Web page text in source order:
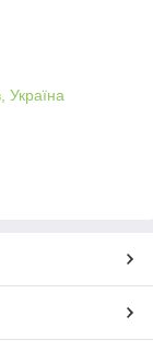
Україна